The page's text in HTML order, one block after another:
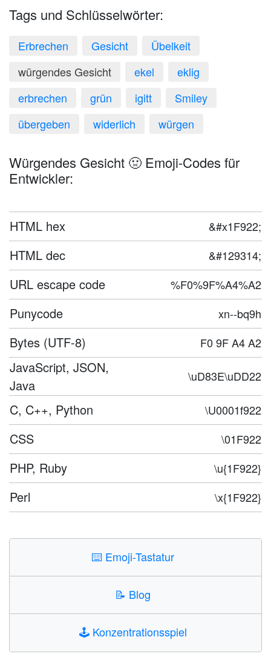
Tags und Schlüsselwörter:
Erbrechen Gesicht
Übelkeit
würgendes Gesicht
ekel
eklig
erbrechen
grün igitt
Smiley
übergeben
widerlich würgen
Würgendes Gesicht 🤢 Emoji-Codes für
Entwickler:
HTML hex &#x1F922;
HTML dec &#129314;
URL escape code %F0%9F%A4%A2
Punycode xn--bq9h
Bytes (UTF-8) F0 9F A4 A2
JavaScript, JSON,
Java
\uD83E\uDD22
C, C++, Python \U0001f922
CSS \01F922
PHP, Ruby \u{1F922}
Perl \x{1F922}
⌨️ Emoji-Tastatur
📝 Blog
🕹️ Konzentrationsspiel